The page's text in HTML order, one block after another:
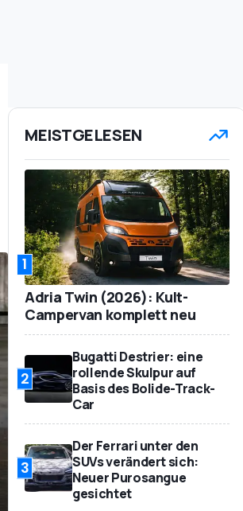
MEISTGELESEN
1
Adria Twin (2026): Kult-
Campervan komplett neu
2
Bugatti Destrier: eine
rollende Skulpur auf
Basis des Bolide-Track-
Car
3
Der Ferrari unter den
SUVs verändert sich:
Neuer Purosangue
gesichtet